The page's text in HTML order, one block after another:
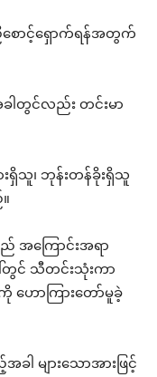
ောင့်ရှောက်ရန်အတွက်
တွင်လည်း တင်းမာ
ရှိသူ၊ ဘုန်းတန်ခိုးရှိသူ
အကြောင်းအရာ
တွင် သီတင်းသုံးကာ
ဟောကြားတော်မူခဲ့
များသောအားဖြင့်